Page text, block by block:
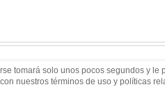
tomará solo unos pocos segundos y
nuestros términos de uso y políticas